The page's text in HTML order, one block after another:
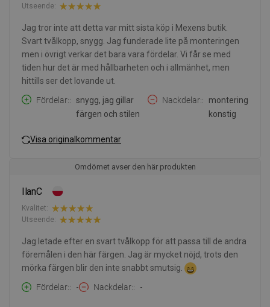
Utseende:
Jag tror inte att detta var mitt sista köp i Mexens butik.
Svart tvålkopp, snygg. Jag funderade lite på monteringen
men i övrigt verkar det bara vara fördelar. Vi får se med
tiden hur det är med hållbarheten och i allmänhet, men
hittills ser det lovande ut.
Fördelar:
snygg, jag gillar
färgen och stilen
Nackdelar:
montering
konstig
Visa originalkommentar
Omdömet avser den här produkten
IlanC
Kvalitet:
Utseende:
Jag letade efter en svart tvålkopp för att passa till de andra
föremålen i den här färgen. Jag är mycket nöjd, trots den
mörka färgen blir den inte snabbt smutsig.
Fördelar: - Nackdelar: -